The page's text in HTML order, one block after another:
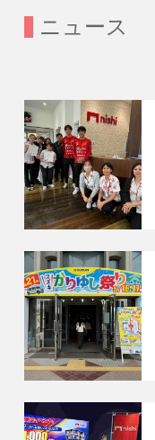
ニュース